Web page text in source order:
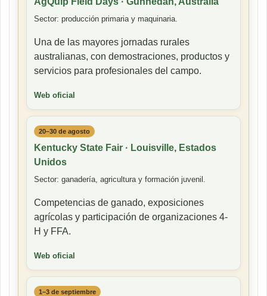
Sector: producción primaria y maquinaria.
Una de las mayores jornadas rurales
australianas, con demostraciones, productos y
servicios para profesionales del campo.
Web oficial
20–30 de agosto
Kentucky State Fair · Louisville, Estados
Unidos
Sector: ganadería, agricultura y formación juvenil.
Competencias de ganado, exposiciones
agrícolas y participación de organizaciones 4-
H y FFA.
Web oficial
1–3 de septiembre